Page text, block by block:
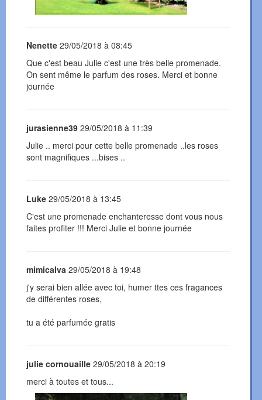
Nenette 29/05/2018 à 08:45
Que c'est beau Julie c'est une très belle promenade.
On sent même le parfum des roses. Merci et bonne
journée
jurasienne39 29/05/2018 à 11:39
Julie .. merci pour cette belle promenade ..les roses
sont magnifiques ...bises ..
Luke 29/05/2018 à 13:45
C'est une promenade enchanteresse dont vous nous
faites profiter !!! Merci Julie et bonne journée
mimicalva 29/05/2018 à 19:48
j'y serai bien allée avec toi, humer ttes ces fragances
de différentes roses,
tu a été parfumée gratis
julie cornouaille 29/05/2018 à 20:19
merci à toutes et tous...